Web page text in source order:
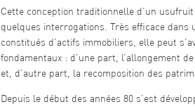
Cette conception traditionnelle d’un
quelques interrogations. Très efficace
constitués d’actifs immobiliers, elle peut
fondamentaux : d’une part, l’allongement
et, d’autre part, la recomposition des
Depuis le début des années 80 s’est